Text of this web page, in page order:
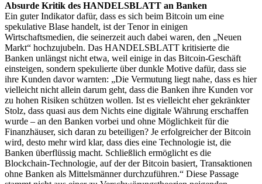
Absurde Kritik des HANDELSBLATT an Banken
Ein guter Indikator dafür, dass es sich beim Bitcoin um eine
spekulative Blase handelt, ist der Tenor in einigen
Wirtschaftsmedien, die seinerzeit auch dabei waren, den „Neuen
Markt“ hochzujubeln. Das HANDELSBLATT kritisierte die
Banken unlängst nicht etwa, weil einige in das Bitcoin-Geschäft
einsteigen, sondern spekulierte über dunkle Motive dafür, dass sie
ihre Kunden davor warnten: „Die Vermutung liegt nahe, dass es hier
vielleicht nicht allein darum geht, dass die Banken ihre Kunden vor
zu hohen Risiken schützen wollen. Ist es vielleicht eher gekränkter
Stolz, dass quasi aus dem Nichts eine digitale Währung erschaffen
wurde – an den Banken vorbei und ohne Möglichkeit für die
Finanzhäuser, sich daran zu beteiligen? Je erfolgreicher der Bitcoin
wird, desto mehr wird klar, dass dies eine Technologie ist, die
Banken überflüssig macht. Schließlich ermöglicht es die
Blockchain-Technologie, auf der der Bitcoin basiert, Transaktionen
ohne Banken als Mittelsmänner durchzuführen.“ Diese Passage